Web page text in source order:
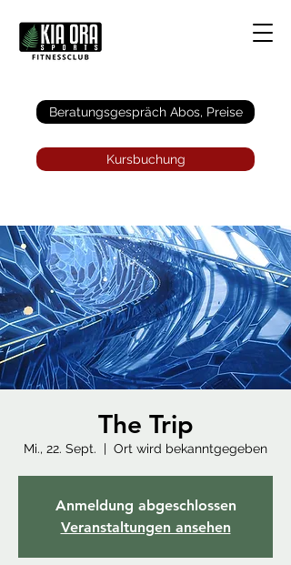
Beratungsgespräch Abos, Preise
Kursbuchung
The Trip
Mi., 22. Sept.
  |
Ort wird bekanntgegeben
Anmeldung abgeschlossen
Veranstaltungen ansehen